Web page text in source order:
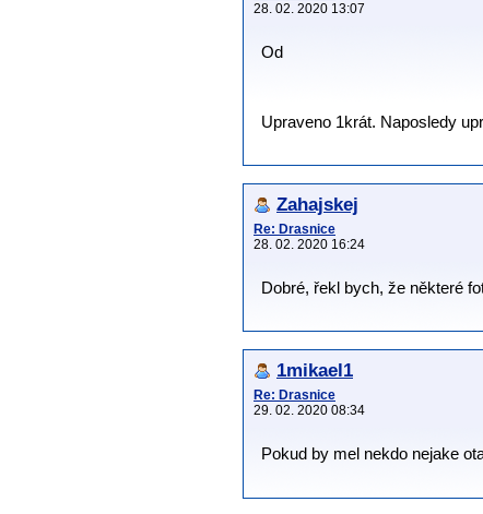
28. 02. 2020 13:07
Od
Upraveno 1krát. Naposledy
Zahajskej
Re: Drasnice
28. 02. 2020 16:24
Dobré, řekl bych, že některé
1mikael1
Re: Drasnice
29. 02. 2020 08:34
Pokud by mel nekdo nejake